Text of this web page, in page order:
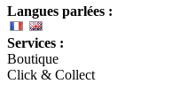
Langues parlées :
Services :
Boutique
Click & Collect